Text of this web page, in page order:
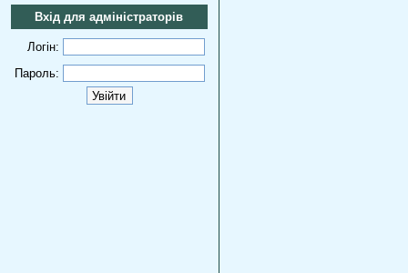
Вхід для адміністраторів
Логін:
Пароль: